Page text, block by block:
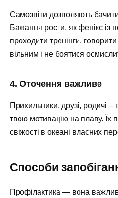
Самозвіти дозволяють
Бажання рости, як фенікс із
проходити тренінги,
вільним і не боятися
4. Оточення важливе
Прихильники, друзі, родичі
твою мотивацію на плаву. Їх
свіжості в океані власних
Способи
Профілактика — вона